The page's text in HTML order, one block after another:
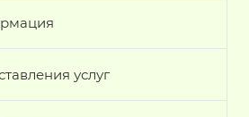
услуг